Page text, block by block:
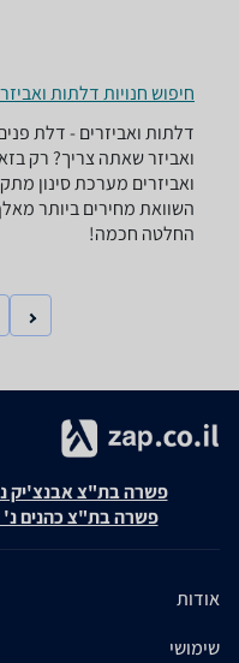
חיפוש חנויות דלתות
דלתות ואביזרים - ‏דלת
ואביזר שאתה צריך? רק
ואביזרים מערכת סינון
השוואת מחירים ביותר
החלטה חכמה!
פשרה בת"צ אבנצ'יק נ' זאפ
פשרה בת"צ כהנים נ' זאפ
אודות
שימושי